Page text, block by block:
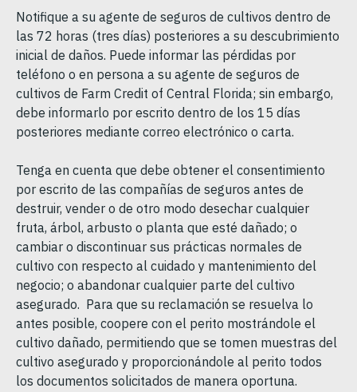
Notifique a su agente de seguros de cultivos dentro de
las 72 horas (tres días) posteriores a su descubrimiento
inicial de daños. Puede informar las pérdidas por
teléfono o en persona a su agente de seguros de
cultivos de Farm Credit of Central Florida; sin embargo,
debe informarlo por escrito dentro de los 15 días
posteriores mediante correo electrónico o carta.
Tenga en cuenta que debe obtener el consentimiento
por escrito de las compañías de seguros antes de
destruir, vender o de otro modo desechar cualquier
fruta, árbol, arbusto o planta que esté dañado; o
cambiar o discontinuar sus prácticas normales de
cultivo con respecto al cuidado y mantenimiento del
negocio; o abandonar cualquier parte del cultivo
asegurado. Para que su reclamación se resuelva lo
antes posible, coopere con el perito mostrándole el
cultivo dañado, permitiendo que se tomen muestras del
cultivo asegurado y proporcionándole al perito todos
los documentos solicitados de manera oportuna.